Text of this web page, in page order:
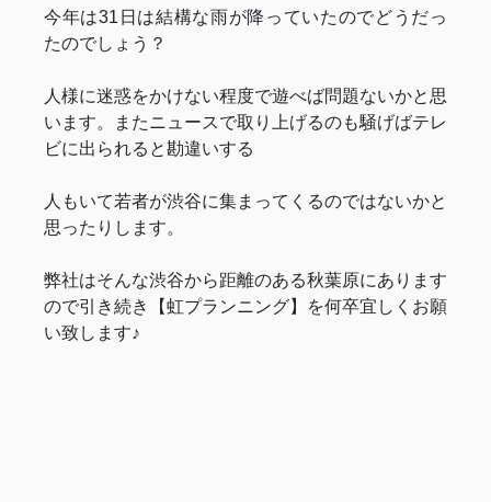
今年は31日は結構な雨が降っていたのでどうだっ
たのでしょう？
人様に迷惑をかけない程度で遊べば問題ないかと思
います。またニュースで取り上げるのも騒げばテレ
ビに出られると勘違いする
人もいて若者が渋谷に集まってくるのではないかと
思ったりします。
弊社はそんな渋谷から距離のある秋葉原にあります
ので引き続き【虹プランニング】を何卒宜しくお願
い致します♪